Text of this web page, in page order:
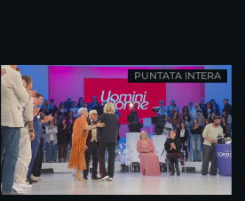
PUNTATA INTERA